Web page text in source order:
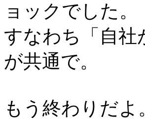
ョックでした。
すなわち「自社
が共通で。
もう終わりだよ